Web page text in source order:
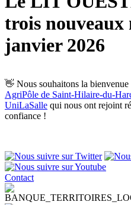
trois nouveaux
janvier 2026
👋 Nous souhaitons la
AgriPôle de Saint-Hilaire-du-
UniLaSalle qui nous ont rejoint
confiance !
Contact